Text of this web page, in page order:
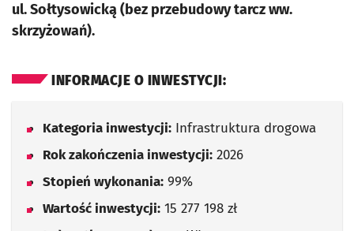
ul. Sołtysowicką (bez przebudowy tarcz ww.
skrzyżowań).
INFORMACJE O INWESTYCJI:
Kategoria inwestycji: Infrastruktura drogowa
Rok zakończenia inwestycji: 2026
Stopień wykonania: 99%
Wartość inwestycji: 15 277 198 zł